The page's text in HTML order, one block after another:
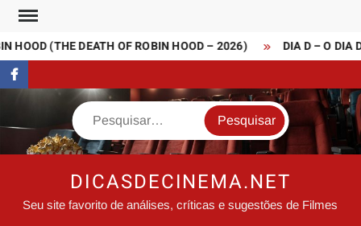
Skip
content
HOOD (THE DEATH OF ROBIN HOOD – 2026) DIA D – O DIA
FaceBook
Search
DICASDECINEMA.NET
Seu site favorito de análises, críticas e sugestões de Filmes